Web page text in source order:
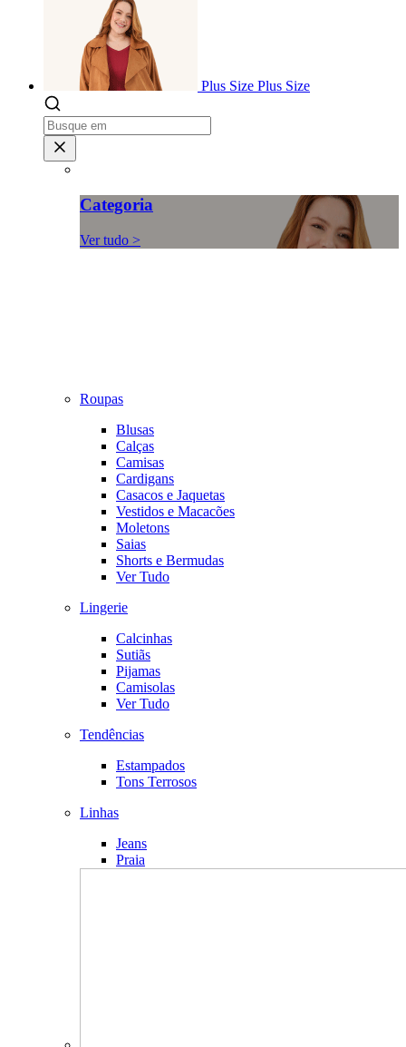
Plus Size Plus Size
Categoria
Ver tudo >
Roupas
Blusas
Calças
Camisas
Cardigans
Casacos e Jaquetas
Vestidos e Macacões
Moletons
Saias
Shorts e Bermudas
Ver Tudo
Lingerie
Calcinhas
Sutiãs
Pijamas
Camisolas
Ver Tudo
Tendências
Estampados
Tons Terrosos
Linhas
Jeans
Praia